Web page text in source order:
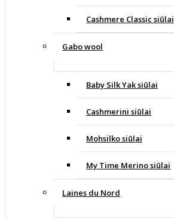
Cashmere Classic siūlai
Gabo wool
Baby Silk Yak siūlai
Cashmerini siūlai
Mohsilko siūlai
My Time Merino siūlai
Laines du Nord